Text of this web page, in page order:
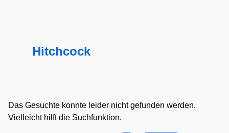
Hitchcock
Das Gesuchte konnte leider nicht gefunden werden.
Vielleicht hilft die Suchfunktion.